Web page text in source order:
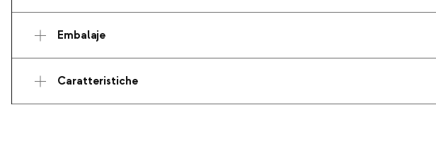
Embalaje
Caratteristiche